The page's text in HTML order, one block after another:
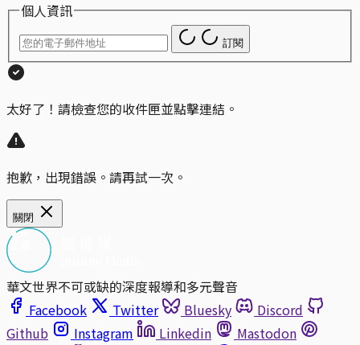
個人資訊
訂閱
太好了！請檢查您的收件匣並點擊連結。
抱歉，出現錯誤。請再試一次。
關閉
華文世界不可或缺的深度報導和多元聲音
Facebook
Twitter Bluesky
Discord
Github
Instagram Linkedin
Mastodon